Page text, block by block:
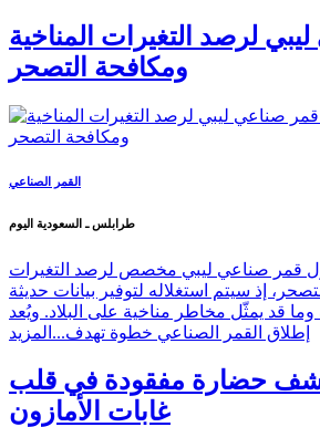
لرصد التغيرات المناخية
ومكافحة التصحر
القمر الصناعي
طرابلس ـ السعودية اليوم
أول قمر صناعي ليبي مخصص لرصد التغيرات
إذ سيتم استغلاله لتوفير بيانات حديثة
وما قد يمثّل مخاطر مناخية على البلاد. ويُعد
إطلاق القمر الصناعي خطوة تهدف... المزيد
حضارة مفقودة في قلب
غابات الأمازون